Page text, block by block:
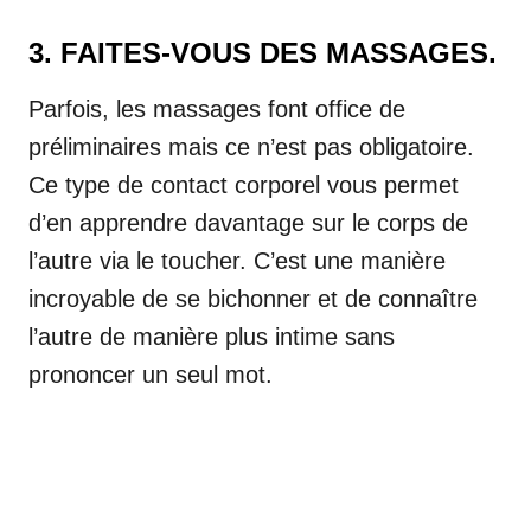
3. FAITES-VOUS DES MASSAGES.
Parfois, les massages font office de
préliminaires mais ce n’est pas obligatoire.
Ce type de contact corporel vous permet
d’en apprendre davantage sur le corps de
l’autre via le toucher. C’est une manière
incroyable de se bichonner et de connaître
l’autre de manière plus intime sans
prononcer un seul mot.